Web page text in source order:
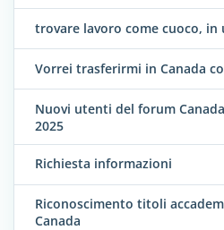
trovare lavoro come cuoco,
Vorrei trasferirmi in Canada
Nuovi utenti del forum
2025
Richiesta informazioni
Riconoscimento titoli
Canada